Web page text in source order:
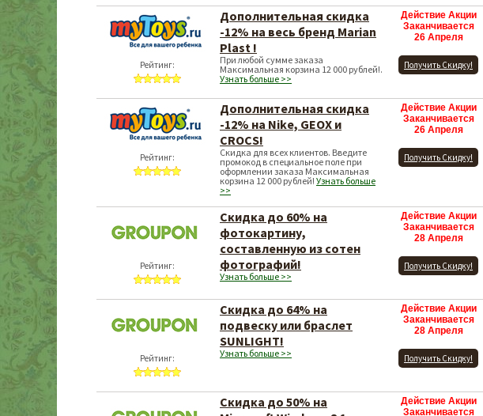
Рейтинг:
Дополнительная скидка
-12% на весь бренд Marian
Plast !
При любой сумме заказа
Максимальная корзина 12 000 рублей!.
Узнать больше >>
Действие Акции
Заканчивается
26 Апреля
Получить Скидку!
Рейтинг:
Дополнительная скидка
-12% на Nike, GEOX и
CROCS!
Скидка для всех клиентов. Введите
промокод в специальное поле при
оформлении заказа Максимальная
корзина 12 000 рублей! Узнать больше
>>
Действие Акции
Заканчивается
26 Апреля
Получить Скидку!
Рейтинг:
Скидка до 60% на
фотокартину,
составленную из сотен
фотографий!
Узнать больше >>
Действие Акции
Заканчивается
28 Апреля
Получить Скидку!
Рейтинг:
Скидка до 64% на
подвеску или браслет
SUNLIGHT!
Узнать больше >>
Действие Акции
Заканчивается
28 Апреля
Получить Скидку!
Скидка до 50% на
Действие Акции
Заканчивается